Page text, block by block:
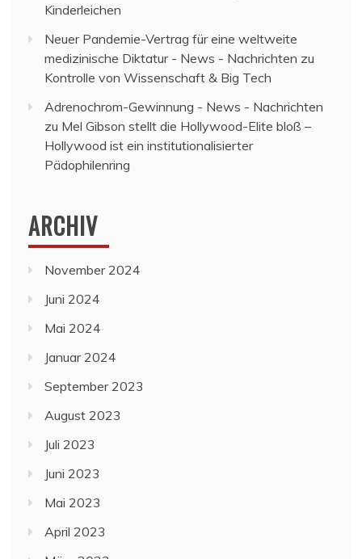
Kinderleichen
Neuer Pandemie-Vertrag für eine weltweite
medizinische Diktatur - News - Nachrichten zu
Kontrolle von Wissenschaft & Big Tech
Adrenochrom-Gewinnung - News - Nachrichten
zu Mel Gibson stellt die Hollywood-Elite bloß –
Hollywood ist ein institutionalisierter
Pädophilenring
ARCHIV
November 2024
Juni 2024
Mai 2024
Januar 2024
September 2023
August 2023
Juli 2023
Juni 2023
Mai 2023
April 2023